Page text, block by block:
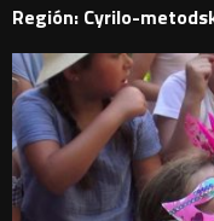
Región: Cyrilo-